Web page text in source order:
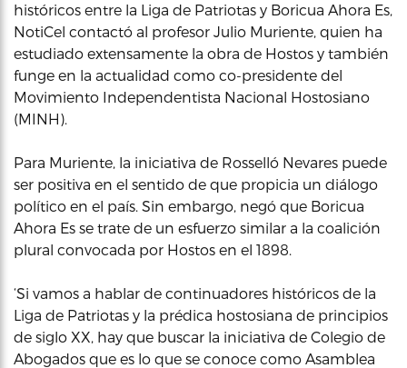
históricos entre la Liga de Patriotas y Boricua Ahora Es,
NotiCel contactó al profesor Julio Muriente, quien ha
estudiado extensamente la obra de Hostos y también
funge en la actualidad como co-presidente del
Movimiento Independentista Nacional Hostosiano
(MINH).
Para Muriente, la iniciativa de Rosselló Nevares puede
ser positiva en el sentido de que propicia un diálogo
político en el país. Sin embargo, negó que Boricua
Ahora Es se trate de un esfuerzo similar a la coalición
plural convocada por Hostos en el 1898.
‘Si vamos a hablar de continuadores históricos de la
Liga de Patriotas y la prédica hostosiana de principios
de siglo XX, hay que buscar la iniciativa de Colegio de
Abogados que es lo que se conoce como Asamblea